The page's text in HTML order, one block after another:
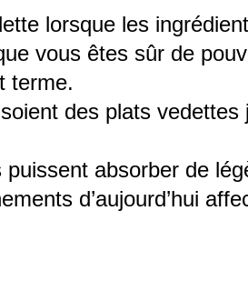
lorsque les
vous êtes sûr de
terme.
des plats vedettes
absorber de
d’aujourd’hui